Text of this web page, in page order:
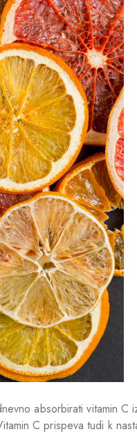
absorbirati vitamin C
C prispeva tudi k